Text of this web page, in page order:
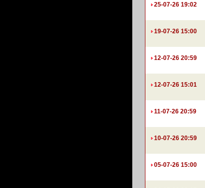
25-07-26 19:02
19-07-26 15:00
12-07-26 20:59
12-07-26 15:01
11-07-26 20:59
10-07-26 20:59
05-07-26 15:00